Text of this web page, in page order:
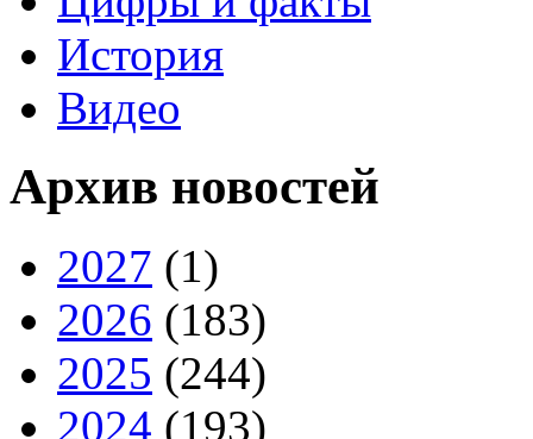
История
Видео
Архив новостей
2027 (1)
2026 (183)
2025 (244)
2024 (193)